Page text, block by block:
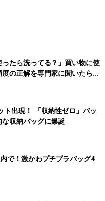
ったら洗ってる？」買い物に使
度の正解を専門家に聞いたら…
ト出現！ 「収納性ゼロ」バッ
収納バッグに爆誕
で！激かわプチプラバッグ4